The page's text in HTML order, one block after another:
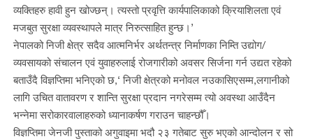
व्यक्तिहरु हावी हुन खोज्छन्। त्यस्तो प्रवृत्ति कार्यपालिकाको क्रियाशिलता एवं
मजबुत सुरक्षा व्यवस्थापले मात्र निरुत्साहित हुन्छ।’
नेपालको निजी क्षेत्र सदैव आत्मनिर्भर अर्थतन्त्र निर्माणका निम्ति उद्योग/
व्यवसायको संचालन एवं युवाहरुलाई रोजगारीको अवसर सिर्जना गर्न उद्यत रहेको
बताउँदै विज्ञप्तिमा भनिएको छ,‘ निजी क्षेत्रको मनोवल नउकासिएसम्म,लगानीको
लागि उचित वातावरण र शान्ति सुरक्षा प्रदान नगरेसम्म त्यो अवस्था आउँदैन
भन्नेमा सरोकारवालाहरुको ध्यानाकर्षण गराउन चाहन्छौँ।
विज्ञप्तिमा जेनजी पुस्ताको अगुवाइमा भदौ २३ गतेबाट सुरु भएको आन्दोलन र सो